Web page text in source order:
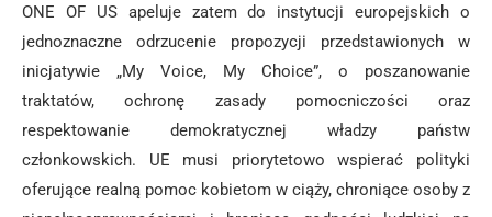
ONE OF US apeluje zatem do instytucji europejskich o
jednoznaczne odrzucenie propozycji przedstawionych w
inicjatywie „My Voice, My Choice”, o poszanowanie
traktatów, ochronę zasady pomocniczości oraz
respektowanie demokratycznej władzy państw
członkowskich. UE musi priorytetowo wspierać polityki
oferujące realną pomoc kobietom w ciąży, chroniące osoby z